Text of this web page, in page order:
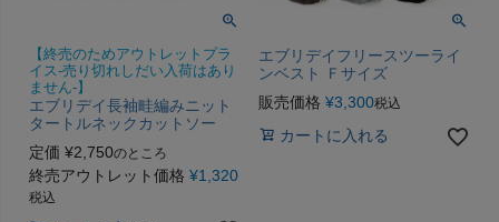
【終売のためアウトレットプラ
イス-売り切れしだい入荷はあり
ません-】
エブリデイ長袖畦編みニット
タートルネックカットソー
定価 ¥2,750のところ
終売アウトレット価格 ¥1,320
税込
エブリデイフリースツーライ
ンベスト Ｆサイズ
販売価格 ¥3,300税込
カートに入れる